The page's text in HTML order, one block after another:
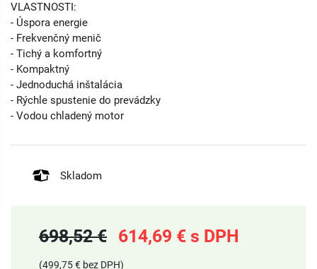
VLASTNOSTI:
- Úspora energie
- Frekvenčný menič
- Tichý a komfortný
- Kompaktný
- Jednoduchá inštalácia
- Rýchle spustenie do prevádzky
- Vodou chladený motor
Skladom
698,52 € 614,69 € s DPH
(499,75 € bez DPH)